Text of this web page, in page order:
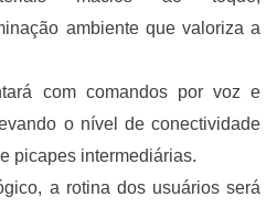
ambiente que valoriza a
com comandos por voz e
o nível de conectividade
picapes intermediárias.
a rotina dos usuários será